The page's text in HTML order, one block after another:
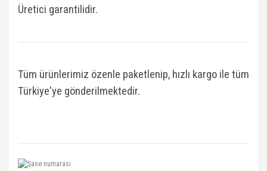
Üretici garantilidir.
Tüm ürünlerimiz özenle paketlenip, hızlı kargo ile tüm
Türkiye'ye gönderilmektedir.